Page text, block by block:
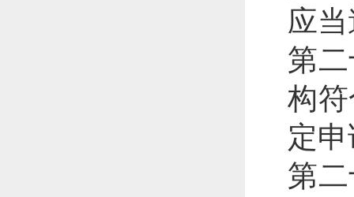
应
第
构
定
第